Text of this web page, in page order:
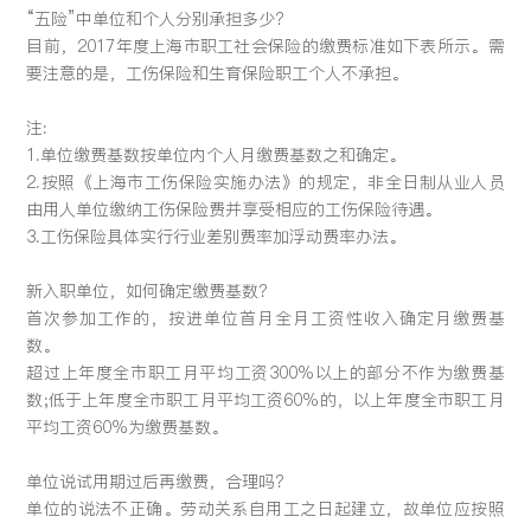
“五险”中单位和个人分别承担多少?
目前，2017年度上海市职工社会保险的缴费标准如下表所示。需
要注意的是，工伤保险和生育保险职工个人不承担。
注:
1.单位缴费基数按单位内个人月缴费基数之和确定。
2.按照《上海市工伤保险实施办法》的规定，非全日制从业人员
由用人单位缴纳工伤保险费并享受相应的工伤保险待遇。
3.工伤保险具体实行行业差别费率加浮动费率办法。
新入职单位，如何确定缴费基数?
首次参加工作的，按进单位首月全月工资性收入确定月缴费基
数。
超过上年度全市职工月平均工资300%以上的部分不作为缴费基
数;低于上年度全市职工月平均工资60%的，以上年度全市职工月
平均工资60%为缴费基数。
单位说试用期过后再缴费，合理吗?
单位的说法不正确。劳动关系自用工之日起建立，故单位应按照
提交